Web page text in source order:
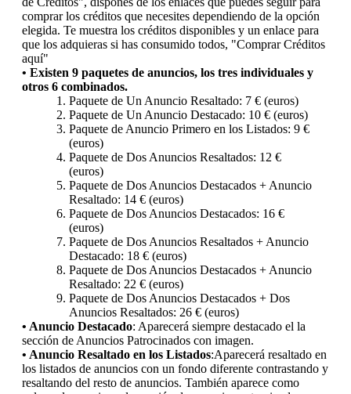
comprar los créditos que necesites dependiendo de la opción
elegida. Te muestra los créditos disponibles y un enlace para
que los adquieras si has consumido todos, "Comprar Créditos
aquí"
• Existen 9 paquetes de anuncios, los tres individuales y
otros 6 combinados.
Paquete de Un Anuncio Resaltado: 7 € (euros)
Paquete de Un Anuncio Destacado: 10 € (euros)
Paquete de Anuncio Primero en los Listados: 9 €
(euros)
Paquete de Dos Anuncios Resaltados: 12 €
(euros)
Paquete de Dos Anuncios Destacados + Anuncio
Resaltado: 14 € (euros)
Paquete de Dos Anuncios Destacados: 16 €
(euros)
Paquete de Dos Anuncios Resaltados + Anuncio
Destacado: 18 € (euros)
Paquete de Dos Anuncios Destacados + Anuncio
Resaltado: 22 € (euros)
Paquete de Dos Anuncios Destacados + Dos
Anuncios Resaltados: 26 € (euros)
• Anuncio Destacado: Aparecerá siempre destacado el la
sección de Anuncios Patrocinados con imagen.
• Anuncio Resaltado en los Listados:Aparecerá resaltado en
los listados de anuncios con un fondo diferente contrastando y
resaltando del resto de anuncios. También aparece como